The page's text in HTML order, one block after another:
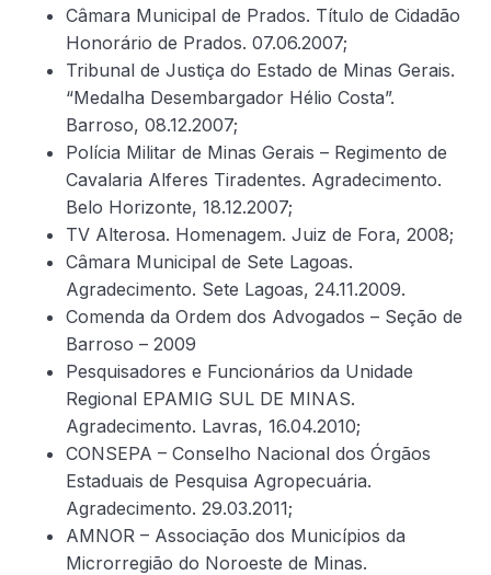
Câmara Municipal de Prados. Título de Cidadão
Honorário de Prados. 07.06.2007;
Tribunal de Justiça do Estado de Minas Gerais.
“Medalha Desembargador Hélio Costa”.
Barroso, 08.12.2007;
Polícia Militar de Minas Gerais – Regimento de
Cavalaria Alferes Tiradentes. Agradecimento.
Belo Horizonte, 18.12.2007;
TV Alterosa. Homenagem. Juiz de Fora, 2008;
Câmara Municipal de Sete Lagoas.
Agradecimento. Sete Lagoas, 24.11.2009.
Comenda da Ordem dos Advogados – Seção de
Barroso – 2009
Pesquisadores e Funcionários da Unidade
Regional EPAMIG SUL DE MINAS.
Agradecimento. Lavras, 16.04.2010;
CONSEPA – Conselho Nacional dos Órgãos
Estaduais de Pesquisa Agropecuária.
Agradecimento. 29.03.2011;
AMNOR – Associação dos Municípios da
Microrregião do Noroeste de Minas.